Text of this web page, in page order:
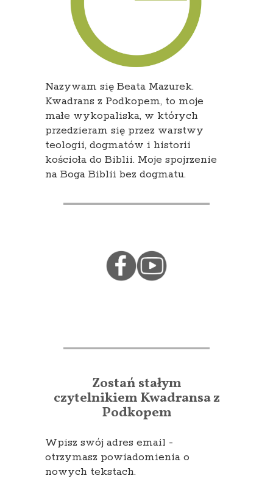
Nazywam się Beata Mazurek.
Kwadrans z Podkopem, to moje
małe wykopaliska, w których
przedzieram się przez warstwy
teologii, dogmatów i historii
kościoła do Biblii. Moje spojrzenie
na Boga Biblii bez dogmatu.
Zostań stałym
czytelnikiem Kwadransa z
Podkopem
Wpisz swój adres email -
otrzymasz powiadomienia o
nowych tekstach.